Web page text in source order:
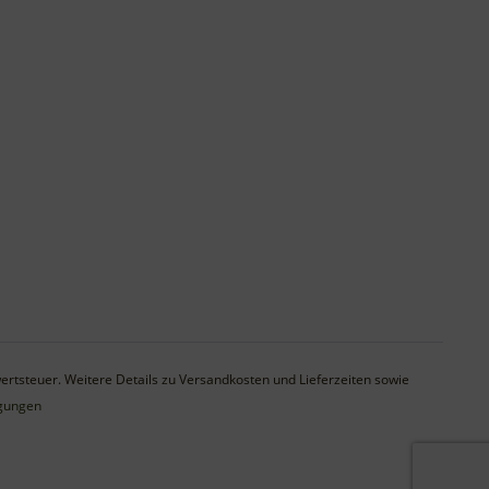
Weitere Details zu Versandkosten und Lieferzeiten sowie